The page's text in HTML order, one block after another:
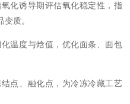
化诱导期评估氧化稳定性，指
质。
温度与焓值，优化面条、面包
点、融化点，为冷冻冷藏工艺